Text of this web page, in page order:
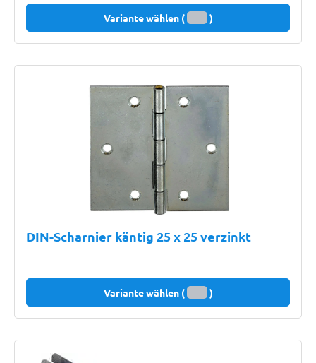
Variante wählen ( )
DIN-Scharnier käntig 25 x 25 verzinkt
Variante wählen ( )